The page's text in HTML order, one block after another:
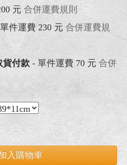
元 合併運費規則
件運費 230 元 合併運費規
貨付款 - 單件運費 70 元 合併
入購物車